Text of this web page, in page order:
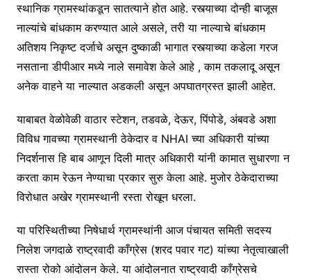
स्थानिक ग्रामस्थांकडून सातत्याने होत आहे. रस्त्याच्या दोन्ही बाजूस
नाल्यांचे बांधकाम करण्यात आले असले, तरी या नाल्याचे बांधकाम
अतिशय निकृष्ट दर्जाचे असून दुष्काळी भागात रस्त्याच्या कडेला गरज
नसताना डीपीआर मध्ये नाले समावेश केले आहे , काम तकलादू असून
अनेक वाहने या नाल्यात अडकली असून अपघातग्रस्त झाली आहेत.
याबाबत वेळोवेळी वाठार स्टेशन, तडवळे, देऊर, पिंपोडे, अंबवडे अशा
विविध गावच्या ग्रामस्थानी ठेकेदार व NHAI च्या अधिकारी यांच्या
निदर्शनास हि बाब आणून दिली मात्र अधिकारी यांनी कामात सुधारणा न
करता काम रेऊन नेण्याचा प्रकार सुरु केला आहे. मुजोर ठेकेदाराच्या
विरोधात अखेर ग्रामस्थानी रस्ता रोखून धरला.
या परिस्थितीच्या निषेधार्थ ग्रामस्थांनी आज पंचायत समिती सदस्य
निलेश जगदाळे राष्ट्रवादी काँग्रेस (शरद पवार गट) यांच्या नेतृत्वाखाली
रास्ता रोको आंदोलन केले. या आंदोलनात राष्ट्रवादी काँग्रेसचे